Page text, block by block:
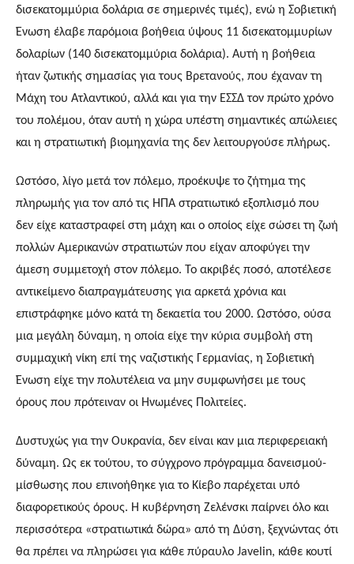
δισεκατομμύρια δολάρια σε σημερινές τιμές), ενώ η Σοβιετική
Ένωση έλαβε παρόμοια βοήθεια ύψους 11 δισεκατομμυρίων
δολαρίων (140 δισεκατομμύρια δολάρια). Αυτή η βοήθεια
ήταν ζωτικής σημασίας για τους Βρετανούς, που έχαναν τη
Μάχη του Ατλαντικού, αλλά και για την ΕΣΣΔ τον πρώτο χρόνο
του πολέμου, όταν αυτή η χώρα υπέστη σημαντικές απώλειες
και η στρατιωτική βιομηχανία της δεν λειτουργούσε πλήρως.
Ωστόσο, λίγο μετά τον πόλεμο, προέκυψε το ζήτημα της
πληρωμής για τον από τις ΗΠΑ στρατιωτικό εξοπλισμό που
δεν είχε καταστραφεί στη μάχη και ο οποίος είχε σώσει τη ζωή
πολλών Αμερικανών στρατιωτών που είχαν αποφύγει την
άμεση συμμετοχή στον πόλεμο. Το ακριβές ποσό, αποτέλεσε
αντικείμενο διαπραγμάτευσης για αρκετά χρόνια και
επιστράφηκε μόνο κατά τη δεκαετία του 2000. Ωστόσο, ούσα
μια μεγάλη δύναμη, η οποία είχε την κύρια συμβολή στη
συμμαχική νίκη επί της ναζιστικής Γερμανίας, η Σοβιετική
Ένωση είχε την πολυτέλεια να μην συμφωνήσει με τους
όρους που πρότειναν οι Ηνωμένες Πολιτείες.
Δυστυχώς για την Ουκρανία, δεν είναι καν μια περιφερειακή
δύναμη. Ως εκ τούτου, το σύγχρονο πρόγραμμα δανεισμού-
μίσθωσης που επινοήθηκε για το Κίεβο παρέχεται υπό
διαφορετικούς όρους. Η κυβέρνηση Ζελένσκι παίρνει όλο και
περισσότερα «στρατιωτικά δώρα» από τη Δύση, ξεχνώντας ότι
θα πρέπει να πληρώσει για κάθε πύραυλο Javelin, κάθε κουτί